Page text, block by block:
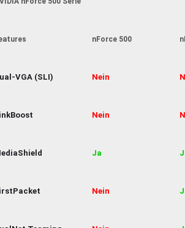
nForce 500
VGA (SLI) Nein
Nein
Ja
Nein